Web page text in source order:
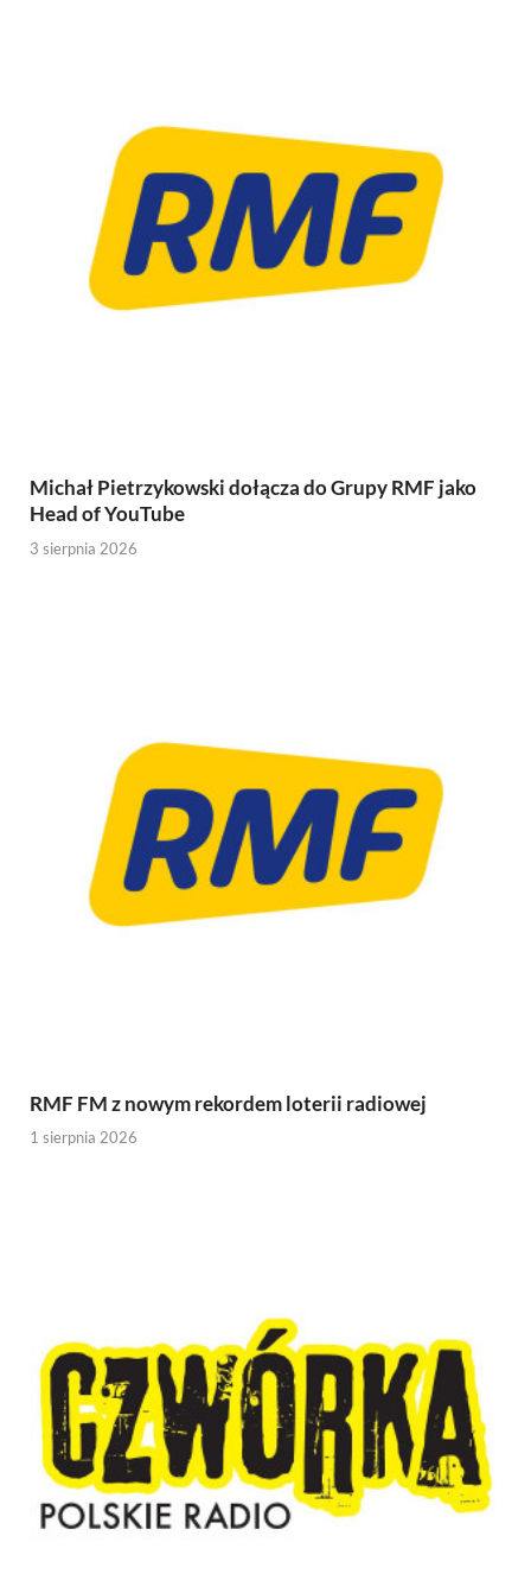
Michał Pietrzykowski dołącza do Grupy RMF jako
Head of YouTube
3 sierpnia 2026
RMF FM z nowym rekordem loterii radiowej
1 sierpnia 2026